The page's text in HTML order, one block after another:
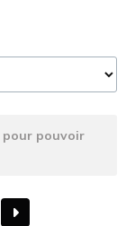
pour pouvoir